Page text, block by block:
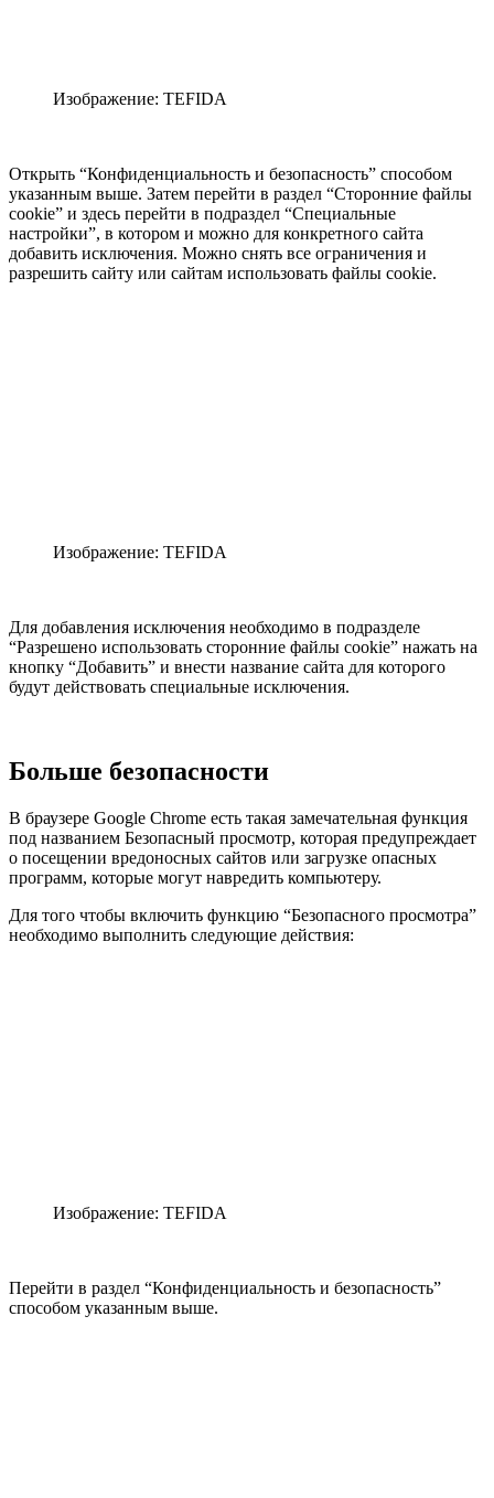
Изображение: TEFIDA
Открыть “Конфиденциальность и безопасность” способом
указанным выше. Затем перейти в раздел “Сторонние файлы
cookie” и здесь перейти в подраздел “Специальные
настройки”, в котором и можно для конкретного сайта
добавить исключения. Можно снять все ограничения и
разрешить сайту или сайтам использовать файлы cookie.
Изображение: TEFIDA
Для добавления исключения необходимо в подразделе
“Разрешено использовать сторонние файлы cookie” нажать на
кнопку “Добавить” и внести название сайта для которого
будут действовать специальные исключения.
Больше безопасности
В браузере Google Chrome есть такая замечательная функция
под названием Безопасный просмотр, которая предупреждает
о посещении вредоносных сайтов или загрузке опасных
программ, которые могут навредить компьютеру.
Для того чтобы включить функцию “Безопасного просмотра”
необходимо выполнить следующие действия:
Изображение: TEFIDA
Перейти в раздел “Конфиденциальность и безопасность”
способом указанным выше.